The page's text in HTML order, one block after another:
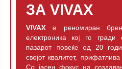
ЗА VIVAX
VIVAX е реномиран
електроника кој го гради
пазарот повеќе од 20
својот квалитет,
Со јасен фокус на